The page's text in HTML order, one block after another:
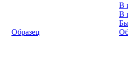
В
В
Образец